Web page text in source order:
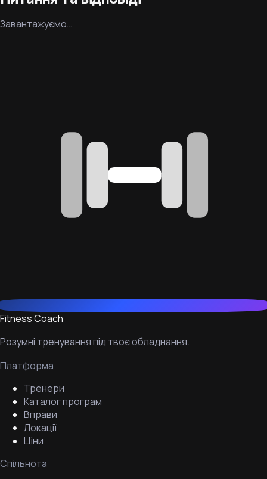
Завантажуємо…
Fitness Coach
Розумні тренування під твоє обладнання.
Платформа
Тренери
Каталог програм
Вправи
Локації
Ціни
Спільнота